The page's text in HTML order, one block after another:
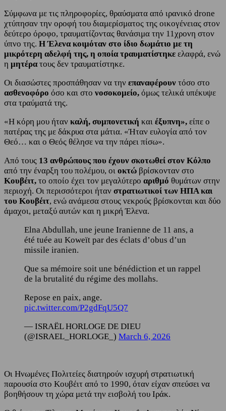
Σύμφωνα με τις πληροφορίες, θραύσματα από ιρανικό drone
χτύπησαν την οροφή του διαμερίσματος της οικογένειας στον
δεύτερο όροφο, τραυματίζοντας θανάσιμα την 11χρονη στον
ύπνο της. Η Έλενα κοιμόταν στο ίδιο δωμάτιο με τη
μικρότερη αδελφή της, η οποία τραυματίστηκε ελαφρά, ενώ
η μητέρατους δεν τραυματίστηκε.
Οι διασώστες προσπάθησαν να την επαναφέρουν τόσο στο
ασθενοφόρο όσο και στο νοσοκομείο, όμως τελικά υπέκυψε
στα τραύματά της.
«Η κόρη μου ήταν καλή, συμπονετική και έξυπνη», είπε ο
πατέρας της με δάκρυα στα μάτια. «Ήταν ευλογία από τον
Θεό… και ο Θεός θέλησε να την πάρει πίσω».
Από τους 13 ανθρώπους που έχουν σκοτωθεί στον Κόλπο
από την έναρξη του πολέμου, οι οκτώ βρίσκονταν στο
Κουβέιτ, το οποίο έχει τον μεγαλύτερο αριθμό θυμάτων στην
περιοχή. Οι περισσότεροι ήταν στρατιωτικοί των ΗΠΑ και
του Κουβέιτ, ενώ ανάμεσα στους νεκρούς βρίσκονται και δύο
άμαχοι, μεταξύ αυτών και η μικρή Έλενα.
Elna Abdullah, une jeune Iranienne de 11 ans, a
été tuée au Koweït par des éclats d’obus d’un
missile iranien.
Que sa mémoire soit une bénédiction et un rappel
de la brutalité du régime des mollahs.
Repose en paix, ange.
pic.twitter.com/P2gdFqU5Q7
— ISRAËL HORLOGE DE DIEU
(@ISRAEL_HORLOGE_) March 6, 2026
Οι Ηνωμένες Πολιτείες διατηρούν ισχυρή στρατιωτική
παρουσία στο Κουβέιτ από το 1990, όταν είχαν σπεύσει να
βοηθήσουν τη χώρα μετά την εισβολή του Ιράκ.